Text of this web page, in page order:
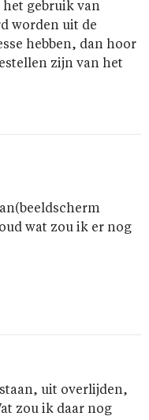
gebruik van
worden uit de
hebben, dan hoor
zijn van het
wat zou ik er nog
uit overlijden,
zou ik daar nog